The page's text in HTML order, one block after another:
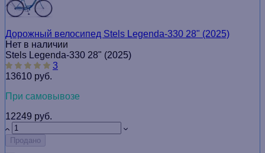
Дорожный велосипед Stels Legenda-330 28" (2025)
Нет в наличии
Stels Legenda-330 28" (2025)
3
13610 руб.
При самовывозе
12249 руб.
Продано